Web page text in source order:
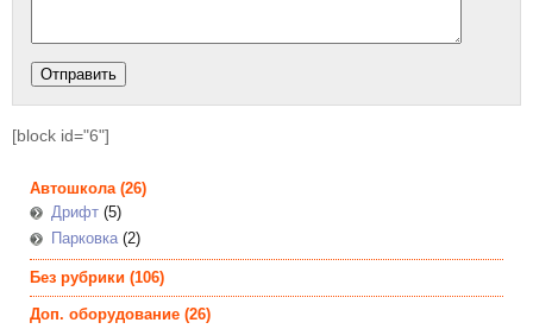
[block id="6"]
Автошкола(26)
Дрифт (5)
Парковка(2)
Без рубрики (106)
Доп. оборудование (26)